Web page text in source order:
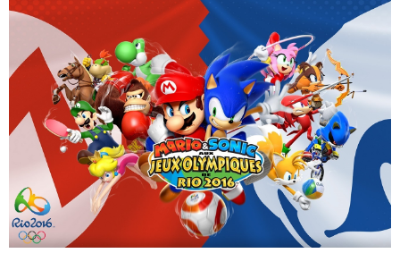
« Dr Wertham / L’homme qui étudia les tueurs en série » - Un Métier à Risque !
Assassin's Creed Black Flag Resynced
« Le Vent dand les Saules » - Une Belle Histoire !
« Damn Them All » - Un duo de Choc !
« Love is a Boxing Ring (Tomes 1 & 2) » – Un Passé Trouble !